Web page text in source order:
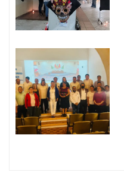
n
t
r
a
d